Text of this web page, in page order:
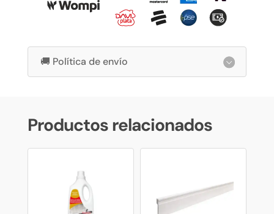
🚚 Política de envío
Productos relacionados